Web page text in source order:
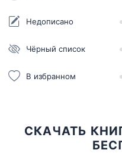
Недописано
Чёрный список
В избранном
СКАЧАТЬ